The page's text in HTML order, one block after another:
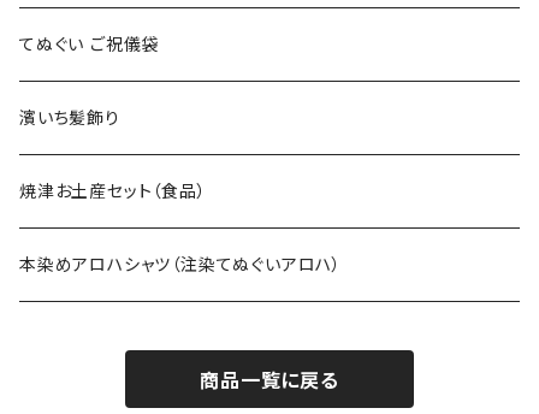
てぬぐい ご祝儀袋
濱いち髪飾り
焼津お土産セット（食品）
本染めアロハシャツ（注染てぬぐいアロハ）
商品一覧に戻る